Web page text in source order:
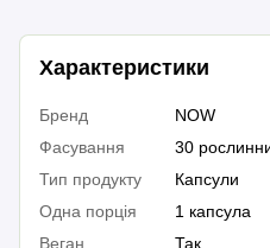
Характеристики
Бренд
NOW
Фасування
30
Тип продукту
Капсули
Одна порція
1 капсула
Веган
Так